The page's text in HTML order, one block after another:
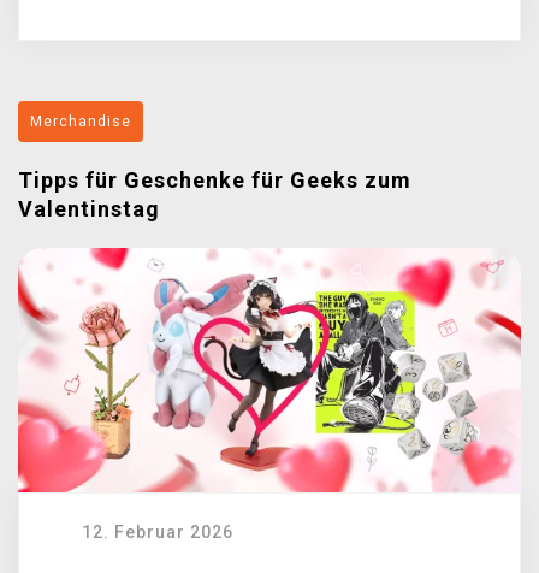
Merchandise
Tipps für Geschenke für Geeks zum
Valentinstag
12. Februar 2026